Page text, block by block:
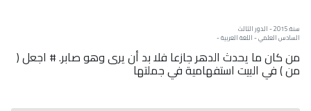
سنة: 2015 - الدور الثالث
السادس العلمي - اللغة العربية -
من كان ما يحدث الدهر جازعا فلا بد أن يرى وهو صابر. # اجعل (
من ) في البيت استفهامية في جملتها